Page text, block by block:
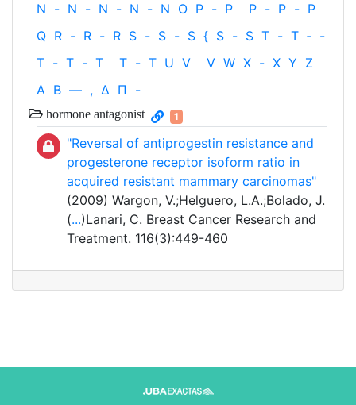
N - N - N - N - N O P - P P - P - P
Q R - R - R S - S - S { S - S T - T ‐ -
T - T - T T - T U V V W X - X Y Z
Α Β — , Δ Π -
hormone antagonist 1
"Reversal of antiprogestin resistance and
progesterone receptor isoform ratio in
acquired resistant mammary carcinomas"
(2009) Wargon, V.;Helguero, L.A.;Bolado, J.
(...)Lanari, C. Breast Cancer Research and
Treatment. 116(3):449-460